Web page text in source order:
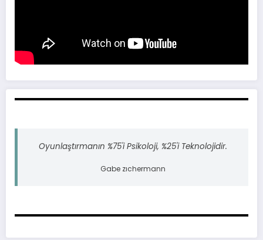
Oyunlaştırmanın %75'i Psikoloji, %25'i Teknolojidir.
Gabe zıchermann